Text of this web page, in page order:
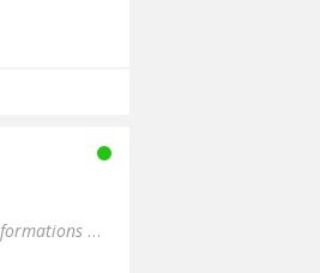
Radio zine bladi diffuse du Coran toute au long de la journée et aussi des informations en temps rée...